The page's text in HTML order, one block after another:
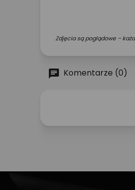
Zdjęcia są poglądowe –
Komentarze (0)